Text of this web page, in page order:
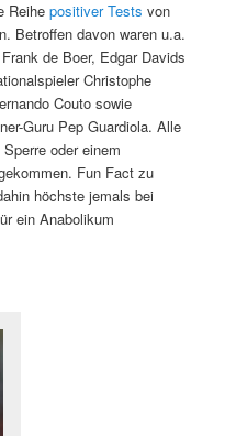
Reihepositiver Tests von
Betroffen davon waren u.a.
de Boer, Edgar Davids
Christophe
Couto sowie
Guru Pep Guardiola. Alle
oder einem
Fun Fact zu
höchste jemals bei
ein Anabolikum